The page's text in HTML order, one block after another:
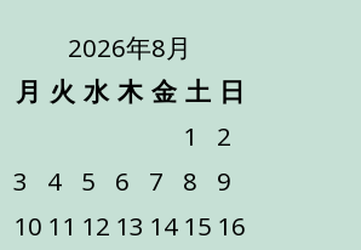
2026年8月
月 火 水 木 金 土 日
1
2
3
4 5 6 7 8
9
10 11 12 13 14 15 16